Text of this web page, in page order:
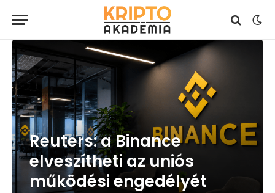
Reuters: a Binance
elveszítheti az uniós
működési engedélyét